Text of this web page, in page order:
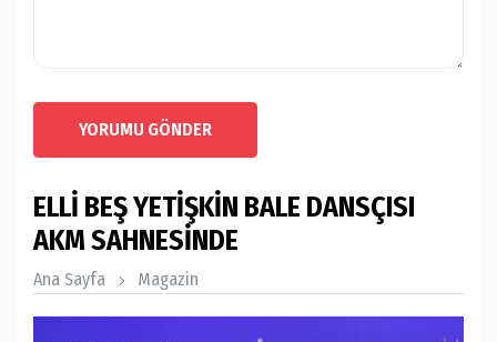
YORUMU GÖNDER
ELLİ BEŞ YETİŞKİN BALE DANSÇISI
AKM SAHNESİNDE
Ana Sayfa Magazin